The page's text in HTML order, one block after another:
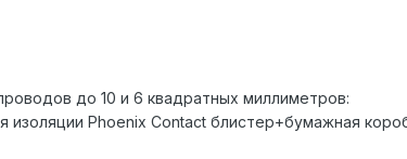
до 10 и 6 квадратных миллиметров:
изоляции Phoenix Contact блистер+бумажная